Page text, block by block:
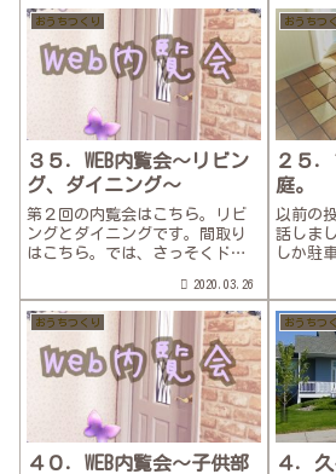
き全面収納のようにしていまし
た。 キッチン側から見ると、
ちょうどこんな感じでした。
で、二軒目。アイ...
が、右
もりで
建具は
で、こ
おうちつくり
３５．WEB内覧会～リビン
グ、ダイニング～
第２回の内覧会はこちら。リビ
ングとダイニングです。間取り
はこちら。では、さっそくドア
スです。テラスは玄関と同じタ
イルです。この照明↓は同じデ
ザインを廊下でも使いました。
カーテンレールも無償でつけて
くださいました。...
2020.03.26
おうちつ
２５
庭。
以前の
話しま
しか駐
３台く
家。庭
しまし
供たち
ますし
おうちつくり
４０．WEB内覧会～子供部
おうちつ
４．